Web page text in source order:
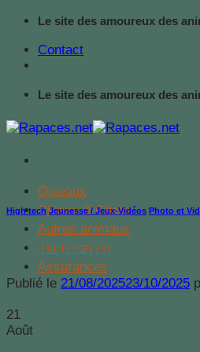
Passer
contenu
Le site des amoureux des
Contact
Le site des amoureux des
Oiseaux
Chiens & Chats
Autres animaux
Alimentation
Assurances
High tech,Jeunesse / Jeux-Vidéos Photo et
Pour un mini
Publié le 21/08/202523/10/2025
21
Août